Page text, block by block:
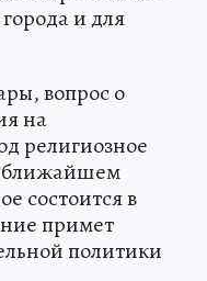
и для
вопрос о
на
религиозное
ближайшем
состоится в
примет
политики